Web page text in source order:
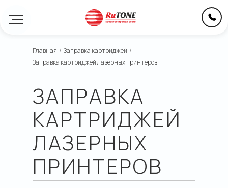
Главная / Заправка картриджей /
Заправка картриджей лазерных принтеров
ЗАПРАВКА
КАРТРИДЖЕЙ
ЛАЗЕРНЫХ
ПРИНТЕРОВ